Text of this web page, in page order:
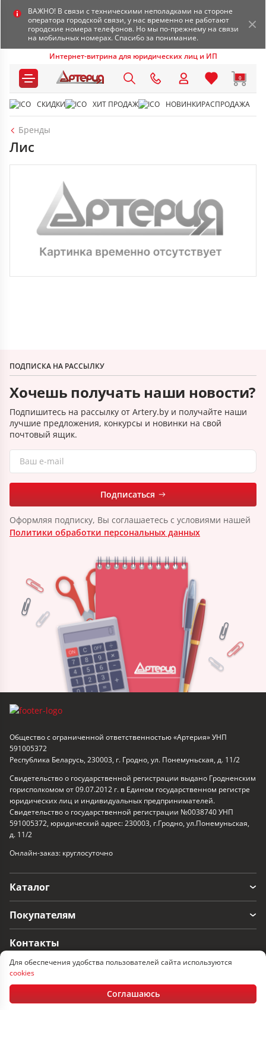
ВАЖНО! В связи с техническими неполадками на стороне
оператора городской связи, у нас временно не работают
городские номера телефонов. Но мы по-прежнему на связи
на мобильных номерах. Спасибо за понимание.
Интернет-витрина для юридических лиц и ИП
0
СКИДКИ ХИТ ПРОДАЖ НОВИНКИРАСПРОДАЖА
Бренды
Лис
ПОДПИСКА НА РАССЫЛКУ
Хочешь получать наши новости?
Подпишитесь на рассылку от Artery.by и получайте наши
лучшие предложения, конкурсы и новинки на свой
почтовый ящик.
Подписаться
Оформляя подписку, Вы соглашаетесь с условиями нашей
Политики обработки персональных данных
Для обеспечения удобства пользователей сайта используются
cookies
Соглашаюсь
Общество с ограниченной ответственностью «Артерия» УНП
591005372
Республика Беларусь, 230003, г. Гродно, ул. Понемуньская, д. 11/2
Свидетельство о государственной регистрации выдано Гродненским
горисполкомом от 09.07.2012 г. в Едином государственном регистре
юридических лиц и индивидуальных предпринимателей.
Свидетельство о государственной регистрации №0038740 УНП
591005372, юридический адрес: 230003, г.Гродно, ул.Понемуньская,
д. 11/2
Онлайн-заказ: круглосуточно
Каталог
Покупателям
Контакты
г. Гродно, ул. Понемуньская 11/2
Пн-Пт: 08:30 - 17.30, Сб-Вс: выходные
+375 152 60-33-17